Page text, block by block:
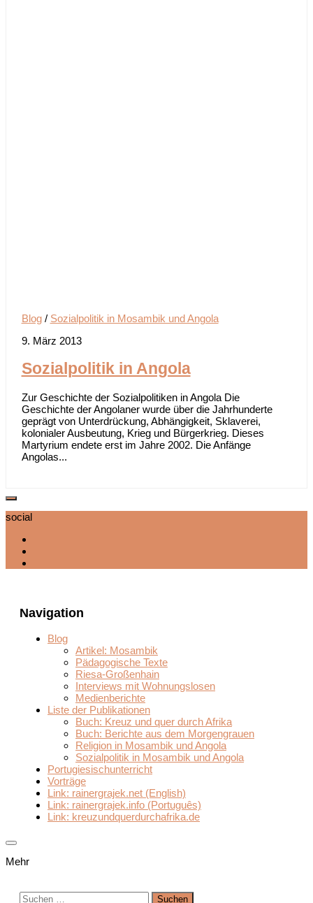
Blog/ Sozialpolitik in Mosambik und Angola
9. März 2013
Sozialpolitik in Angola
Zur Geschichte der Sozialpolitiken in Angola Die
Geschichte der Angolaner wurde über die Jahrhunderte
geprägt von Unterdrückung, Abhängigkeit, Sklaverei,
kolonialer Ausbeutung, Krieg und Bürgerkrieg. Dieses
Martyrium endete erst im Jahre 2002. Die Anfänge
Angolas...
social
Navigation
Blog
Artikel: Mosambik
Pädagogische Texte
Riesa-Großenhain
Interviews mit Wohnungslosen
Medienberichte
Liste der Publikationen
Buch: Kreuz und quer durch Afrika
Buch: Berichte aus dem Morgengrauen
Religion in Mosambik und Angola
Sozialpolitik in Mosambik und Angola
Portugiesischunterricht
Vorträge
Link: rainergrajek.net (English)
Link: rainergrajek.info (Português)
Link: kreuzundquerdurchafrika.de
Mehr
Suchen